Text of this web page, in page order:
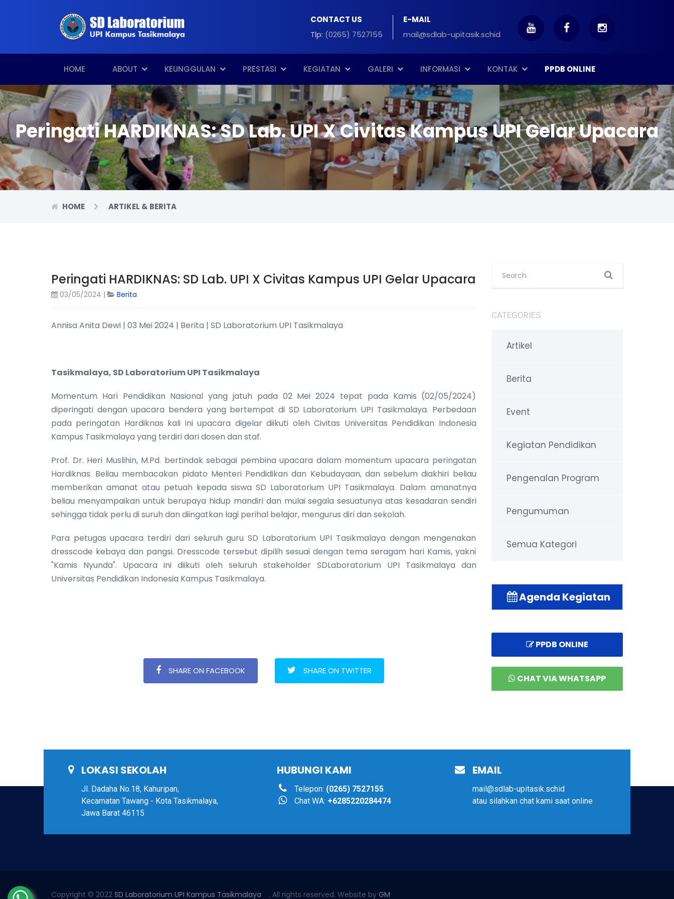
CONTACT US
Tlp: (0265) 7527155
E-MAIL
mail@sdlab-upitasik.schid
HOME ABOUT KEUNGGULAN PRESTASI KEGIATAN GALERI INFORMASI KONTAK PPDB ONLINE
Peringati HARDIKNAS: SD Lab. UPI X Civitas Kampus UPI Gelar Upacara
HOME ARTIKEL & BERITA
Peringati HARDIKNAS: SD Lab. UPI X Civitas Kampus UPI Gelar Upacara
03/05/2024 | Berita
Annisa Anita Dewi | 03 Mei 2024 | Berita | SD Laboratorium UPI Tasikmalaya
Tasikmalaya, SD Laboratorium UPI Tasikmalaya
Momentum Hari Pendidikan Nasional yang jatuh pada 02 Mei 2024 tepat pada Kamis (02/05/2024)
diperingati dengan upacara bendera yang bertempat di SD Laboratorium UPI Tasikmalaya. Perbedaan
pada peringatan Hardiknas kali ini upacara digelar diikuti oleh Civitas Universitas Pendidikan Indonesia
Kampus Tasikmalaya yang terdiri dari dosen dan staf.
Prof. Dr. Heri Muslihin, M.Pd. bertindak sebagai pembina upacara dalam momentum upacara peringatan
Hardiknas. Beliau membacakan pidato Menteri Pendidikan dan Kebudayaan, dan sebelum diakhiri beliau
memberikan amanat atau petuah kepada siswa SD Laboratorium UPI Tasikmalaya. Dalam amanatnya
beliau menyampaikan untuk berupaya hidup mandiri dan mulai segala sesuatunya atas kesadaran sendiri
sehingga tidak perlu di suruh dan diingatkan lagi perihal belajar, mengurus diri dan sekolah.
Para petugas upacara terdiri dari seluruh guru SD Laboratorium UPI Tasikmalaya dengan mengenakan
dresscode kebaya dan pangsi. Dresscode tersebut dipilih sesuai dengan tema seragam hari Kamis, yakni
"Kamis Nyunda". Upacara ini diikuti oleh seluruh stakeholder SDLaboratorium UPI Tasikmalaya dan
Universitas Pendidikan Indonesia Kampus Tasikmalaya.
SHARE ON FACEBOOK SHARE ON TWITTER
CATEGORIES
Artikel
Berita
Event
Kegiatan Pendidikan
Pengenalan Program
Pengumuman
Semua Kategori
Agenda Kegiatan
PPDB ONLINE
CHAT VIA WHATSAPP
LOKASI SEKOLAH
Jl. Dadaha No.18, Kahuripan,
Kecamatan Tawang - Kota Tasikmalaya,
Jawa Barat 46115
HUBUNGI KAMI
Telepon: (0265) 7527155
Chat WA: +6285220284474
EMAIL
mail@sdlab-upitasik.schid
atau silahkan chat kami saat online
Copyright © 2022 SD Laboratorium UPI Kampus Tasikmalaya . All rights reserved. Website by GM